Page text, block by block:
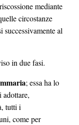
mediante
circostanze
successivamente al
in due fasi.
; essa ha lo
tutti i
come per